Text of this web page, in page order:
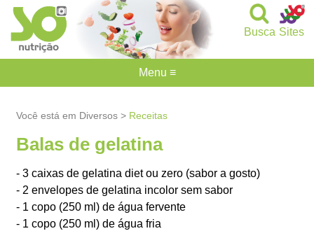
Sites
Busca
Você está em Diversos > Receitas
Balas de gelatina
- 3 caixas de gelatina diet ou zero (sabor a gosto)
- 2 envelopes de gelatina incolor sem sabor
- 1 copo (250 ml) de água fervente
- 1 copo (250 ml) de água fria